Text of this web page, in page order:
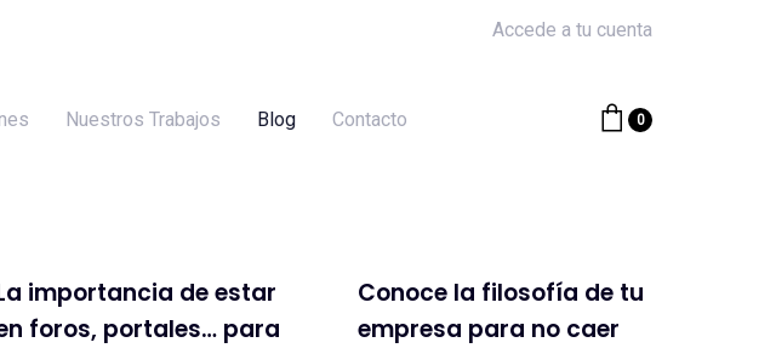
Accede a tu cuenta
Nuestros Trabajos Blog Contacto 0
importancia de estar
foros, portales… para
Conoce la filosofía de tu
empresa para no caer